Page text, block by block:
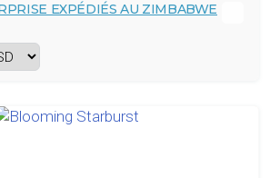
EXPÉDIÉS AU ZIMBABWE